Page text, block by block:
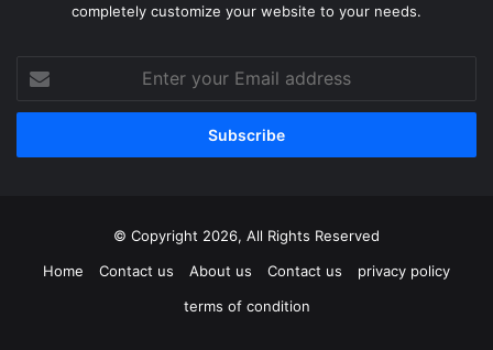
completely customize your website to your needs.
your
Email
© Copyright 2026, All Rights Reserved
Home
Contact us About us Contact us
privacy policy
terms of condition